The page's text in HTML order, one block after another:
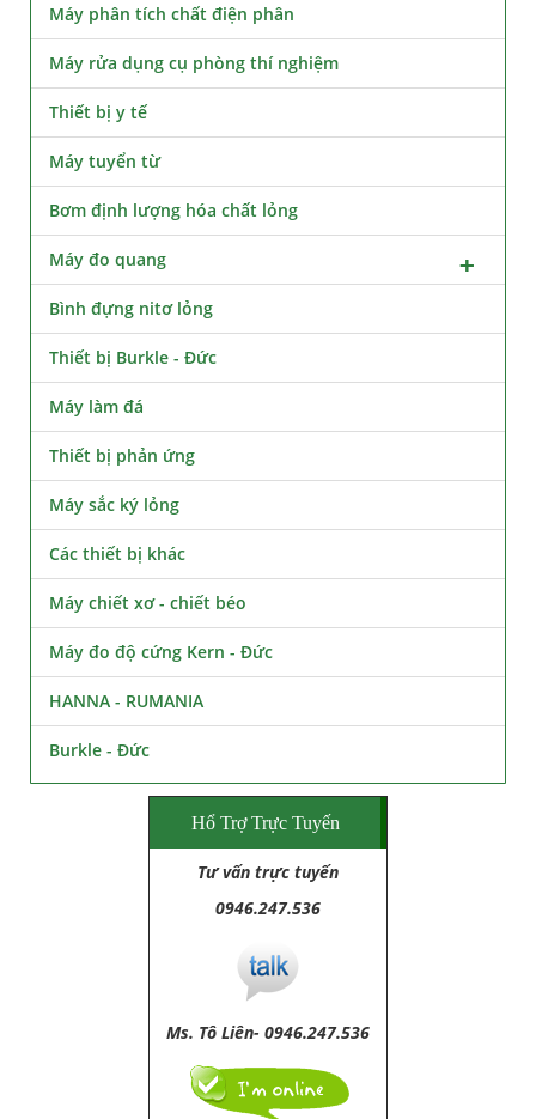
Máy phân tích chất điện phân
Máy rửa dụng cụ phòng thí nghiệm
Thiết bị y tế
Máy tuyển từ
Bơm định lượng hóa chất lỏng
Máy đo quang
Bình đựng nitơ lỏng
Thiết bị Burkle - Đức
Máy làm đá
Thiết bị phản ứng
Máy sắc ký lỏng
Các thiết bị khác
Máy chiết xơ - chiết béo
Máy đo độ cứng Kern - Đức
HANNA - RUMANIA
Burkle - Đức
Hổ Trợ Trực Tuyến
Tư vấn trực tuyến
0946.247.536
Ms. Tô Liên- 0946.247.536